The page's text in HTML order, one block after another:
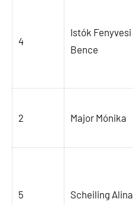
4
Istók Fenyvesi
Bence
2 Major Mónika
5 Scheiling Alina